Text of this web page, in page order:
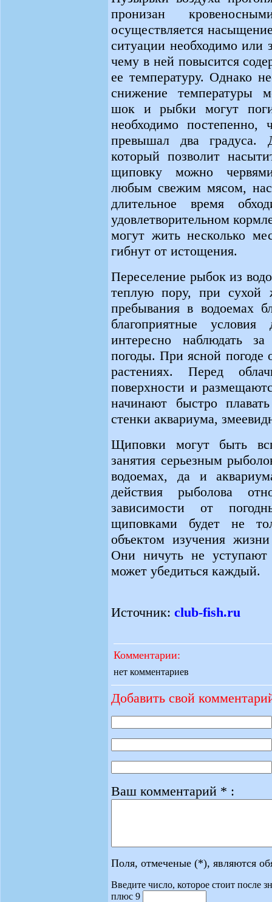
пронизан
осуществляется
ситуации необходимо или
чему в ней повысится
ее температуру. Однако
снижение температуры
шок и рыбки могут
необходимо постепенно,
превышал два градуса.
который позволит
щиповку можно
любым свежим мясом,
длительное время
удовлетворительном
могут жить несколько
гибнут от истощения.
Переселение рыбок из
теплую пору, при сухой
пребывания в водоемах
благоприятные
интересно наблюдать
погоды. При ясной
растениях. Перед
поверхности и
начинают быстро
стенки аквариума,
Щиповки могут быть
занятия серьезным
водоемах, да и
действия рыболова
зависимости от
щиповками будет не
объектом изучения
Они ничуть не
может убедиться каждый.
Источник: club-fish.ru
Комментарии:
нет комментариев
Добавить свой
Ваш комментарий * :
Поля, отмеченые (*), являются
Введите число, которое стоит после
плюс 9